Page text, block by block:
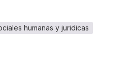
humanas y juridicas